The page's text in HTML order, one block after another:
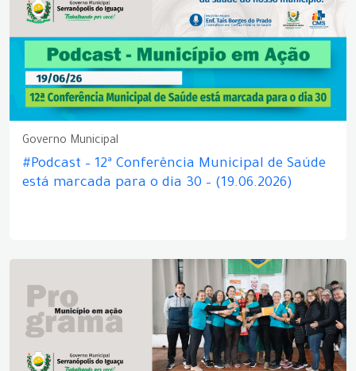
Governo Municipal
#Podcast – 12ª Conferência Municipal de Saúde
está marcada para o dia 30 – (19.06.2026)